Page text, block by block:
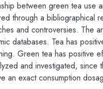
between green tea use
through a bibliographical
and controversies. The
databases. Tea has
Green tea has positive
and investigated, since
an exact consumption